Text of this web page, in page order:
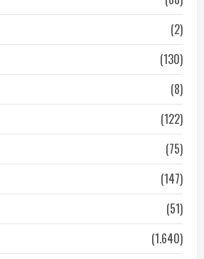
(2)
(130)
(8)
(122)
(75)
(147)
(51)
(1.640)